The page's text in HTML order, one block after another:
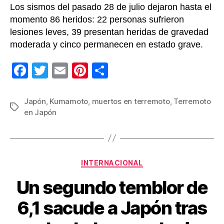
Los sismos del pasado 28 de julio dejaron hasta el
momento 86 heridos: 22 personas sufrieron
lesiones leves, 39 presentan heridas de gravedad
moderada y cinco permanecen en estado grave.
F
c
e
b
k
T
tt
er
E
ail
Pi
er
st
m
ar
Etiquetas
Japón, Kumamoto, muertos en terremoto, Terremoto
en Japón
Categorías
INTERNACIONAL
Un segundo temblor de
6,1 sacude a Japón tras